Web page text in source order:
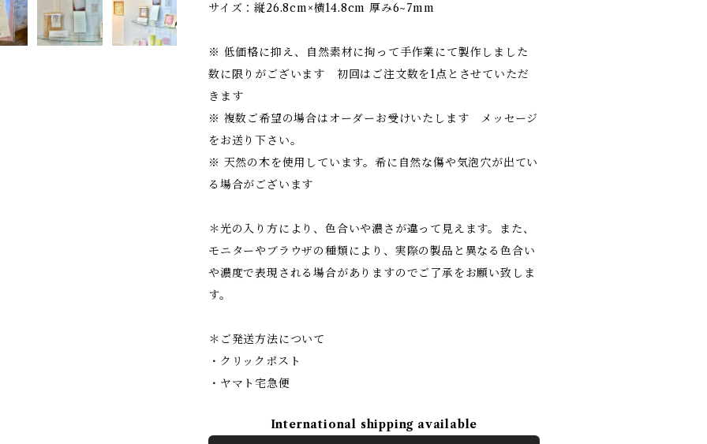
サイズ：縦26.8cm×横14.8cm 厚み6~7mm
※ 低価格に抑え、自然素材に拘って手作業にて製作しました
数に限りがございます 初回はご注文数を1点とさせていただ
きます
※ 複数ご希望の場合はオーダーお受けいたします メッセージ
をお送り下さい。
※ 天然の木を使用しています。希に自然な傷や気泡穴が出てい
る場合がございます
＊光の入り方により、色合いや濃さが違って見えます。また、
モニターやブラウザの種類により、実際の製品と異なる色合い
や濃度で表現される場合がありますのでご了承をお願い致しま
す。
＊ご発送方法について
・クリックポスト
・ヤマト宅急便
International shipping available